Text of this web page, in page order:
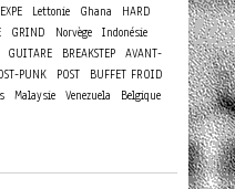
EXPE Lettonie Ghana
HARD
GRIND Norvège Indonésie
GUITARE BREAKSTEP AVANT-
PUNK POST
BUFFET FROID
Malaysie Venezuela Belgique